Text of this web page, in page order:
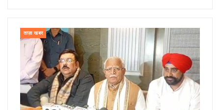
ताज़ा खबर